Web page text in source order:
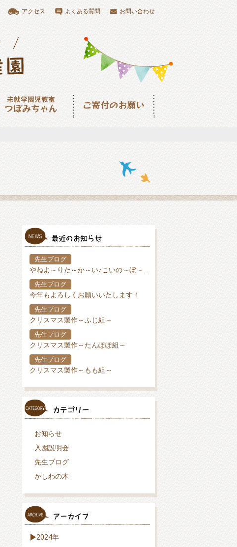
アクセス よくある質問 お問い合わせ
先生ブログ
先生ブログ
今年もよろしくお願いいたします！
先生ブログ
クリスマス製作～ふじ組～
先生ブログ
クリスマス製作～たんぽぽ組～
先生ブログ
クリスマス製作～もも組～
お知らせ
入園説明会
先生ブログ
かしわの木
2024年